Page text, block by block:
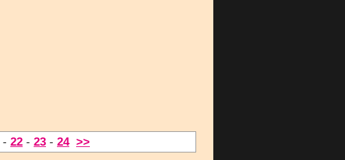
- 22 - 23 - 24 >>